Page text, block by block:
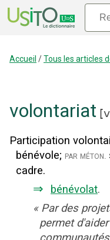
Accueil /Tous les articles
volontariat [
Participation
bénévole; par méton.
cadre.
⇒ bénévolat.
« Par des
permet